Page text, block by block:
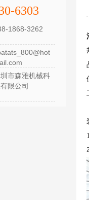
6303
1868-3262
市森雅机械科
限公司